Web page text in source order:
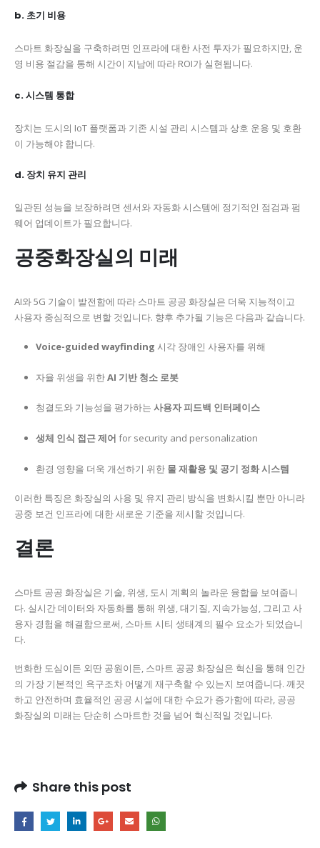
b. 초기 비용
스마트 화장실을 구축하려면 인프라에 대한 사전 투자가 필요하지만, 운
영 비용 절감을 통해 시간이 지남에 따라 ROI가 실현됩니다.
c. 시스템 통합
장치는 도시의 IoT 플랫폼과 기존 시설 관리 시스템과 상호 운용 및 호환
이 가능해야 합니다.
d. 장치 유지 관리
일관된 성능을 보장하려면 센서와 자동화 시스템에 정기적인 점검과 펌
웨어 업데이트가 필요합니다.
공중화장실의 미래
AI와 5G 기술이 발전함에 따라 스마트 공공 화장실은 더욱 지능적이고
사용자 중심적으로 변할 것입니다. 향후 추가될 기능은 다음과 같습니다.
Voice-guided wayfinding 시각 장애인 사용자를 위해
자율 위생을 위한AI 기반 청소 로봇
청결도와 기능성을 평가하는 사용자 피드백 인터페이스
생체 인식 접근 제어 for security and personalization
환경 영향을 더욱 개선하기 위한 물 재활용 및 공기 정화 시스템
이러한 특징은 화장실의 사용 및 유지 관리 방식을 변화시킬 뿐만 아니라
공중 보건 인프라에 대한 새로운 기준을 제시할 것입니다.
결론
스마트 공공 화장실은 기술, 위생, 도시 계획의 놀라운 융합을 보여줍니
다. 실시간 데이터와 자동화를 통해 위생, 대기질, 지속가능성, 그리고 사
용자 경험을 해결함으로써, 스마트 시티 생태계의 필수 요소가 되었습니
다.
번화한 도심이든 외딴 공원이든, 스마트 공공 화장실은 혁신을 통해 인간
의 가장 기본적인 욕구조차 어떻게 재구축할 수 있는지 보여줍니다. 깨끗
하고 안전하며 효율적인 공공 시설에 대한 수요가 증가함에 따라, 공공
화장실의 미래는 단순히 스마트한 것을 넘어 혁신적일 것입니다.
Share this post